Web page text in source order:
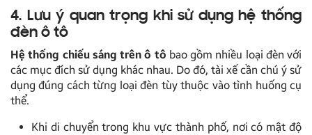
4. Lưu ý quan trọng khi sử dụng hệ thống
đèn ô tô
Hệ thống chiếu sáng trên ô tô bao gồm nhiều loại đèn với
các mục đích sử dụng khác nhau. Do đó, tài xế cần chú ý sử
dụng đúng cách từng loại đèn tùy thuộc vào tình huống cụ
thể.
Khi di chuyển trong khu vực thành phố, nơi có mật độ